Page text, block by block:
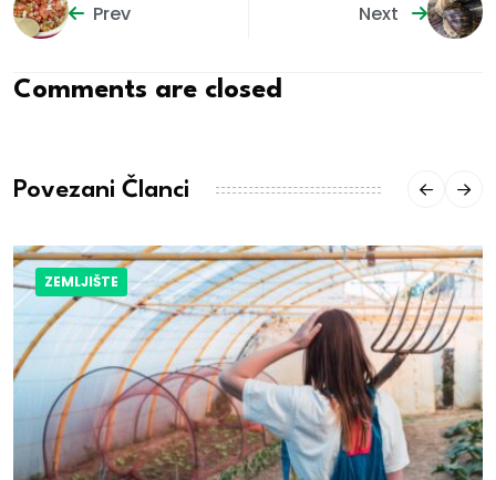
Prev Next
Comments are closed
Povezani Članci
ZEMLJIŠTE